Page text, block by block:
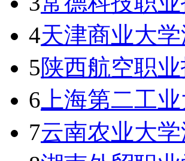
4天津商业大
5陕西航空职
6 上海第二工
7云南农业大